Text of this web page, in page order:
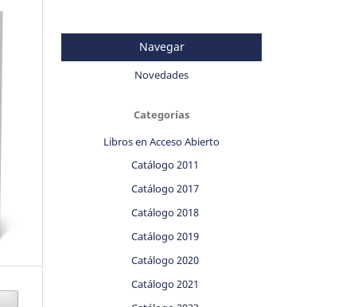
Navegar
Novedades
Categorías
Libros en Acceso Abierto
Catálogo 2011
Catálogo 2017
Catálogo 2018
Catálogo 2019
Catálogo 2020
Catálogo 2021